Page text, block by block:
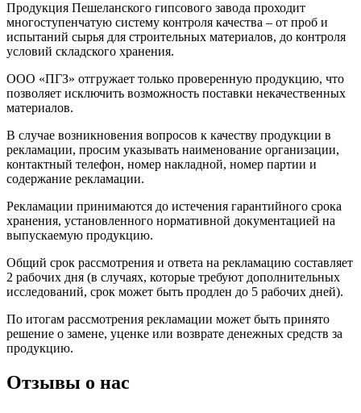
Продукция Пешеланского гипсового завода проходит
многоступенчатую систему контроля качества – от проб и
испытаний сырья для строительных материалов, до контроля
условий складского хранения.
ООО «ПГЗ» отгружает только проверенную продукцию, что
позволяет исключить возможность поставки некачественных
материалов.
В случае возникновения вопросов к качеству продукции в
рекламации, просим указывать наименование организации,
контактный телефон, номер накладной, номер партии и
содержание рекламации.
Рекламации принимаются до истечения гарантийного срока
хранения, установленного нормативной документацией на
выпускаемую продукцию.
Общий срок рассмотрения и ответа на рекламацию составляет
2 рабочих дня (в случаях, которые требуют дополнительных
исследований, срок может быть продлен до 5 рабочих дней).
По итогам рассмотрения рекламации может быть принято
решение о замене, уценке или возврате денежных средств за
продукцию.
Отзывы о нас